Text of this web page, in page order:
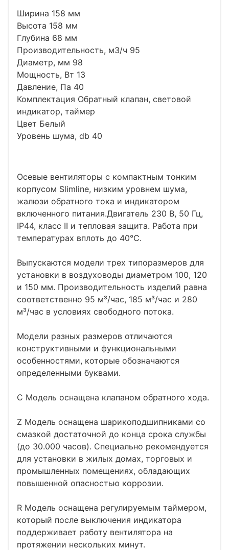
Ширина 158 мм
Высота 158 мм
Глубина 68 мм
Производительность, м3/ч 95
Диаметр, мм 98
Мощность, Вт 13
Давление, Па 40
Комплектация Обратный клапан, световой
индикатор, таймер
Цвет Белый
Уровень шума, db 40
Осевые вентиляторы с компактным тонким
корпусом Slimline, низким уровнем шума,
жалюзи обратного тока и индикатором
включенного питания.Двигатель 230 В, 50 Гц,
IP44, класс II и тепловая защита. Работа при
температурах вплоть до 40°C.
Выпускаются модели трех типоразмеров для
установки в воздуховоды диаметром 100, 120
и 150 мм. Производительность изделий равна
соответственно 95 м³/час, 185 м³/час и 280
м³/час в условиях свободного потока.
Модели разных размеров отличаются
конструктивными и функциональными
особенностями, которые обозначаются
определенными буквами.
C Модель оснащена клапаном обратного хода.
Z Модель оснащена шарикоподшипниками со
смазкой достаточной до конца срока службы
(до 30.000 часов). Специально рекомендуется
для установки в жилых домах, торговых и
промышленных помещениях, обладающих
повышенной опасностью коррозии.
R Модель оснащена регулируемым таймером,
который после выключения индикатора
поддерживает работу вентилятора на
протяжении нескольких минут.